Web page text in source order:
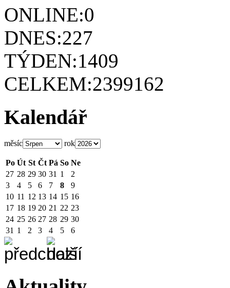
ONLINE:0
DNES:227
TÝDEN:1409
CELKEM:2399162
Kalendář
měsíc rok
Po Út St Čt Pá So Ne
27 28 29 30 31 1
2
3
4 5 6 7 8
9
10 11 12 13 14 15 16
17 18 19 20 21 22 23
24 25 26 27 28 29 30
31 1 2 3 4 5 6